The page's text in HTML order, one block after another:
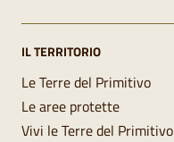
IL TERRITORIO
Le Terre del Primitivo
Le aree protette
Vivi le Terre del Primitivo